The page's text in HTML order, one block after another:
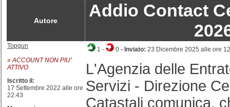
Autore
Addio Contact
Topgun
» ACCOUNT NON PIU'
ATTIVO
Iscritto il:
17 Settembre 2022 alle ore
22:43
1 - 0 - Inviato: 23 Dicembre 2025 alle ore
L'Agenzia delle
Servizi - Direzione
Catastali comunica,